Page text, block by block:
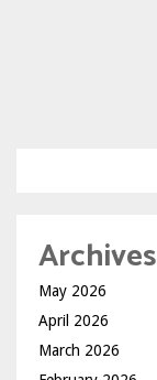
Archives
May 2026
April 2026
March 2026